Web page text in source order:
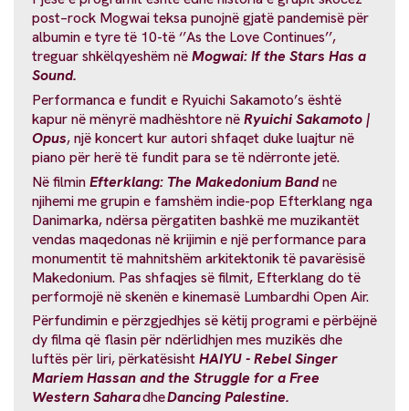
post–rock Mogwai teksa punojnë gjatë pandemisë për
albumin e tyre të 10-të ‘’As the Love Continues’’,
treguar shkëlqyeshëm nëMogwai: If the Stars Has a
Sound.
Performanca e fundit e Ryuichi Sakamoto’s është
kapur në mënyrë madhështore nëRyuichi Sakamoto |
Opus, një koncert kur autori shfaqet duke luajtur në
piano për herë të fundit para se të ndërronte jetë.
Në filminEfterklang: The Makedonium Bandne
njihemi me grupin e famshëm indie-pop Efterklang nga
Danimarka, ndërsa përgatiten bashkë me muzikantët
vendas maqedonas në krijimin e një performance para
monumentit të mahnitshëm arkitektonik të pavarësisë
Makedonium. Pas shfaqjes së filmit, Efterklang do të
performojë në skenën e kinemasë Lumbardhi Open Air.
Përfundimin e përzgjedhjes së këtij programi e përbëjnë
dy filma që flasin për ndërlidhjen mes muzikës dhe
luftës për liri, përkatësishtHAIYU - Rebel Singer
Mariem Hassan and the Struggle for a Free
Western SaharadheDancing Palestine.